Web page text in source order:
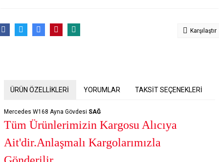
Karşılaştır
ÜRÜN ÖZELLİKLERİ YORUMLAR TAKSİT SEÇENEKLERİ
Mercedes W168 Ayna Gövdesi SAĞ
Tüm Ürünlerimizin Kargosu Alıcıya
Ait'dir.Anlaşmalı Kargolarımızla